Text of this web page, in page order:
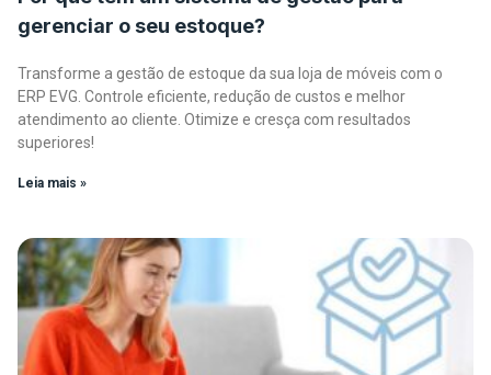
gerenciar o seu estoque?
Transforme a gestão de estoque da sua loja de móveis com o
ERP EVG. Controle eficiente, redução de custos e melhor
atendimento ao cliente. Otimize e cresça com resultados
superiores!
Leia mais »